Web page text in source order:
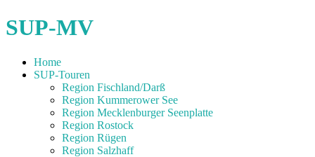
SUP-MV
Home
SUP-Touren
Region Fischland/Darß
Region Kummerower See
Region Mecklenburger Seenplatte
Region Rostock
Region Rügen
Region Salzhaff